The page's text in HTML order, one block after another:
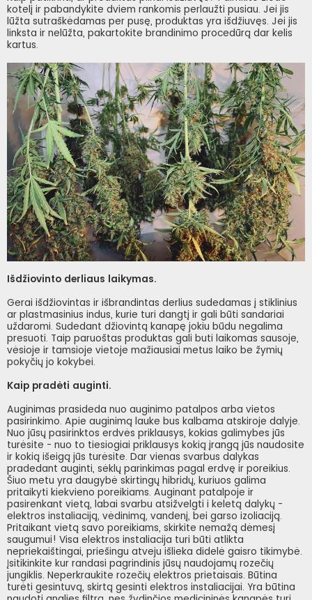
kotelį ir pabandykite dviem rankomis perlaužti pusiau. Jei jis
lūžta sutraškėdamas per pusę, produktas yra išdžiuvęs. Jei jis
linksta ir nelūžta, pakartokite brandinimo procedūrą dar kelis
kartus.
Išdžiovinto derliaus laikymas.
Gerai išdžiovintas ir išbrandintas derlius sudedamas į stiklinius
ar plastmasinius indus, kurie turi dangtį ir gali būti sandariai
uždaromi. Sudedant džiovintą kanapę jokiu būdu negalima
presuoti. Taip paruoštas produktas gali buti laikomas sausoje,
vėsioje ir tamsioje vietoje mažiausiai metus laiko be žymių
pokyčių jo kokybei.
Kaip pradėti auginti.
Auginimas prasideda nuo auginimo patalpos arba vietos
pasirinkimo. Apie auginimą lauke bus kalbama atskiroje dalyje.
Nuo jūsų pasirinktos erdvės priklausys, kokias galimybes jūs
turėsite - nuo to tiesiogiai priklausys kokią įrangą jūs naudosite
ir kokią išeigą jūs turėsite. Dar vienas svarbus dalykas
pradedant auginti, sėklų parinkimas pagal erdvę ir poreikius.
Šiuo metu yra daugybė skirtingų hibridų, kuriuos galima
pritaikyti kiekvieno poreikiams. Auginant patalpoje ir
pasirenkant vietą, labai svarbu atsižvelgti i keletą dalykų -
elektros instaliaciją, vėdinimą, vandenį, bei garso izoliaciją.
Pritaikant vietą savo poreikiams, skirkite nemažą dėmesį
saugumui! Visa elektros instaliacija turi būti atlikta
nepriekaištingai, priešingu atveju išlieka didelė gaisro tikimybė.
Įsitikinkite kur randasi pagrindinis jūsų naudojamų rozečių
jungiklis. Neperkraukite rozečių elektros prietaisais. Būtina
turėti gesintuvą, skirtą gesinti elektros instaliacijai. Yra būtina